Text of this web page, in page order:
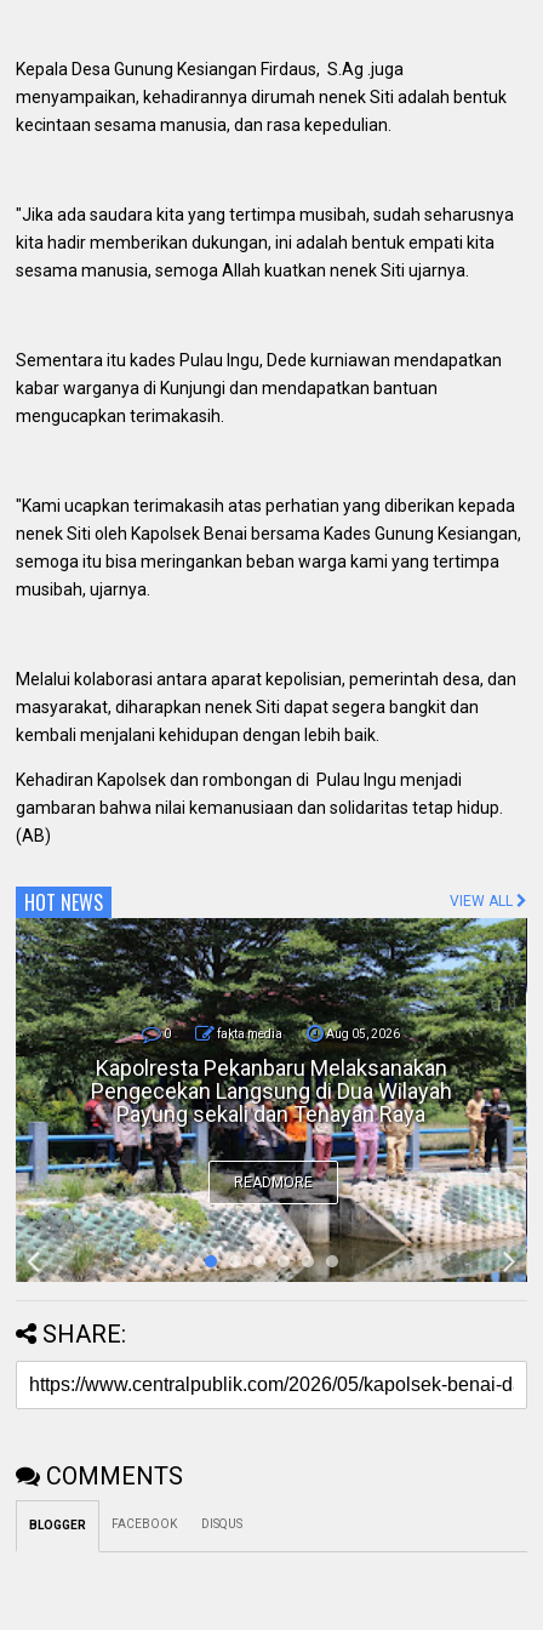
Kepala Desa Gunung Kesiangan Firdaus, S.Ag .juga
menyampaikan, kehadirannya dirumah nenek Siti adalah bentuk
kecintaan sesama manusia, dan rasa kepedulian.
"Jika ada saudara kita yang tertimpa musibah, sudah seharusnya
kita hadir memberikan dukungan, ini adalah bentuk empati kita
sesama manusia, semoga Allah kuatkan nenek Siti ujarnya.
Sementara itu kades Pulau Ingu, Dede kurniawan mendapatkan
kabar warganya di Kunjungi dan mendapatkan bantuan
mengucapkan terimakasih.
"Kami ucapkan terimakasih atas perhatian yang diberikan kepada
nenek Siti oleh Kapolsek Benai bersama Kades Gunung Kesiangan,
semoga itu bisa meringankan beban warga kami yang tertimpa
musibah, ujarnya.
Melalui kolaborasi antara aparat kepolisian, pemerintah desa, dan
masyarakat, diharapkan nenek Siti dapat segera bangkit dan
kembali menjalani kehidupan dengan lebih baik.
Kehadiran Kapolsek dan rombongan di Pulau Ingu menjadi
gambaran bahwa nilai kemanusiaan dan solidaritas tetap hidup.
(AB)
HOT NEWS VIEW ALL
0 fakta media Aug 05, 2026
Bicara di Forum IMT-GT, Kapolda Riau:
Kerusakan Lingkungan pada Akhirnya
Menjadi Ancaman Keamanan
READMORE
SHARE:
COMMENTS
BLOGGER FACEBOOK DISQUS